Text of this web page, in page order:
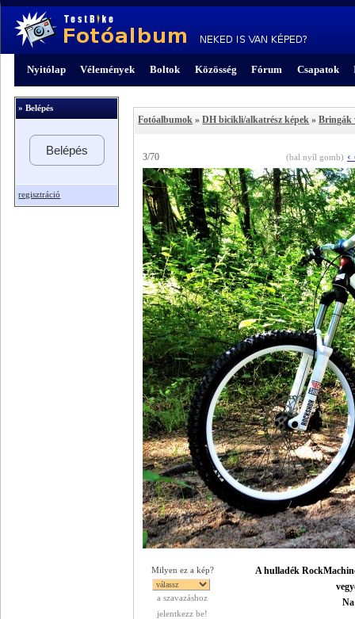
Nyitólap Vélemények Boltok Közösség Fórum Csapatok
» Belépés
Belépés
regisztráció
Fotóalbumok »DH bicikli/alkatrész képek »Bringák
3/70 (bal nyíl gomb) ‹
Milyen ez a kép?
a szavazáshoz
jelentkezz be!
A hulladék